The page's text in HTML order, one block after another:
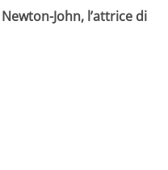
John, l’attrice di